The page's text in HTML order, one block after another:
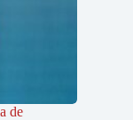
de